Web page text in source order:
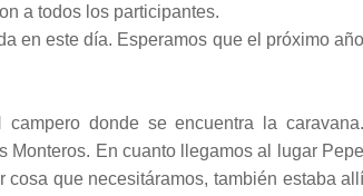
a todos los participantes.
en este día. Esperamos que el próximo año
donde se encuentra la caravana.
Monteros. En cuanto llegamos al lugar Pepe
que necesitáramos, también estaba allí